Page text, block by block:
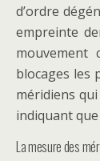
d’ordre
empreinte
mouvement
blocages les
méridiens
indiquant
La mesure des